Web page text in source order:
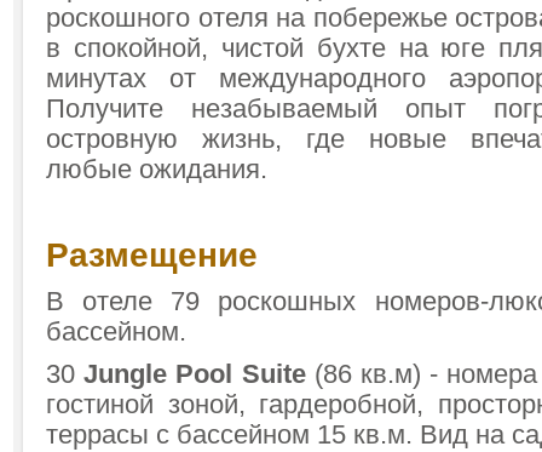
роскошного отеля на побережье
в спокойной, чистой бухте на юге
минутах от международного
Получите незабываемый опыт
островную жизнь, где новые
любые ожидания.
Размещение
В отеле 79 роскошных номеров-
бассейном.
30Jungle Pool Suite(86 кв.м) - номера
гостиной зоной, гардеробной,
террасы с бассейном 15 кв.м. Вид на